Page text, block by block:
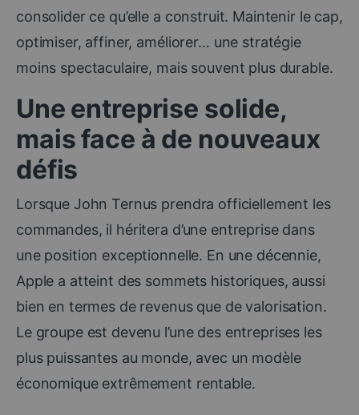
consolider ce qu’elle a construit. Maintenir le cap,
optimiser, affiner, améliorer… une stratégie
moins spectaculaire, mais souvent plus durable.
Une entreprise solide,
mais face à de nouveaux
défis
Lorsque John Ternus prendra officiellement les
commandes, il héritera d’une entreprise dans
une position exceptionnelle. En une décennie,
Apple a atteint des sommets historiques, aussi
bien en termes de revenus que de valorisation.
Le groupe est devenu l’une des entreprises les
plus puissantes au monde, avec un modèle
économique extrêmement rentable.